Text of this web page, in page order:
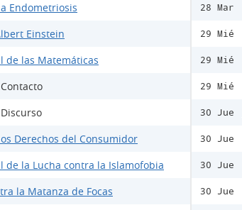
Endometriosis
Einstein
de las Matemáticas
Derechos del Consumidor
de la Lucha contra la Islamofobia
la Matanza de Focas
28 Mar
29 Mié
29 Mié
29 Mié
30 Jue
30 Jue
30 Jue
30 Jue